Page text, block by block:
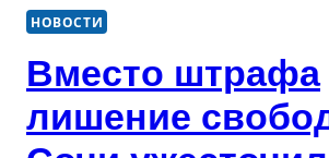
НОВОСТИ
Вместо штрафа
лишение